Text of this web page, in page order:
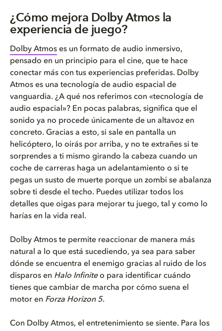
¿Cómo mejora Dolby Atmos la
experiencia de juego?
Dolby Atmos es un formato de audio inmersivo,
pensado en un principio para el cine, que te hace
conectar más con tus experiencias preferidas. Dolby
Atmos es una tecnología de audio espacial de
vanguardia. ¿A qué nos referimos con «tecnología de
audio espacial»? En pocas palabras, significa que el
sonido ya no procede únicamente de un altavoz en
concreto. Gracias a esto, si sale en pantalla un
helicóptero, lo oirás por arriba, y no te extrañes si te
sorprendes a ti mismo girando la cabeza cuando un
coche de carreras haga un adelantamiento o si te
pegas un susto de muerte porque un zombi se abalanza
sobre ti desde el techo. Puedes utilizar todos los
detalles que oigas para mejorar tu juego, tal y como lo
harías en la vida real.
Dolby Atmos te permite reaccionar de manera más
natural a lo que está sucediendo, ya sea para saber
dónde se encuentra el enemigo gracias al ruido de los
disparos en Halo Infiniteo para identificar cuándo
tienes que cambiar de marcha por cómo suena el
motor en Forza Horizon 5.
Con Dolby Atmos, el entretenimiento se siente. Para los